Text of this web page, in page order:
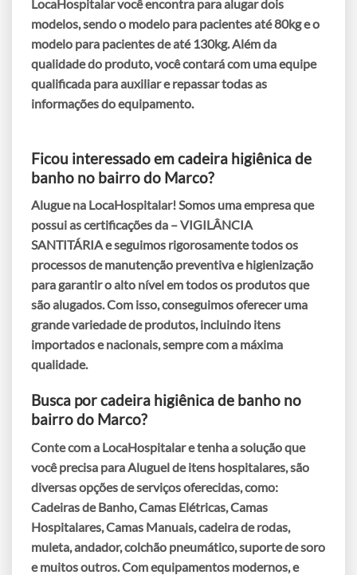
LocaHospitalar você encontra para alugar dois
modelos, sendo o modelo para pacientes até 80kg e o
modelo para pacientes de até 130kg. Além da
qualidade do produto, você contará com uma equipe
qualificada para auxiliar e repassar todas as
informações do equipamento.
Ficou interessado em cadeira higiênica de
banho no bairro do Marco?
Alugue na LocaHospitalar! Somos uma empresa que
possui as certificações da – VIGILÂNCIA
SANTITÁRIA e seguimos rigorosamente todos os
processos de manutenção preventiva e higienização
para garantir o alto nível em todos os produtos que
são alugados. Com isso, conseguimos oferecer uma
grande variedade de produtos, incluindo itens
importados e nacionais, sempre com a máxima
qualidade.
Busca porcadeira higiênica de banho no
bairro do Marco?
Conte com a LocaHospitalar e tenha a solução que
você precisa para Aluguel de itens hospitalares, são
diversas opções de serviços oferecidas, como:
Cadeiras de Banho, Camas Elétricas, Camas
Hospitalares, Camas Manuais, cadeira de rodas,
muleta, andador, colchão pneumático, suporte de soro
e muitos outros. Com equipamentos modernos, e